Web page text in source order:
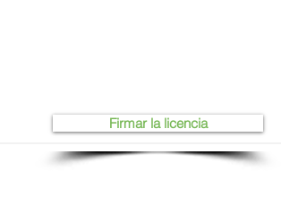
Firmar la licencia